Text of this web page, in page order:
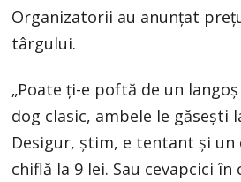
Organizatorii au anunțat
târgului.
„Poate ți-e poftă de un
dog clasic, ambele le găsești
Desigur, știm, e tentant și un
chiflă la 9 lei. Sau cevapcici în